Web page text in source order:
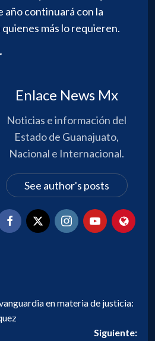
año continuará con la
más lo requieren.
Enlace News Mx
Noticias e información del
Estado de Guanajuato,
Nacional e Internacional.
See author's posts
en materia de justicia:
Siguiente: